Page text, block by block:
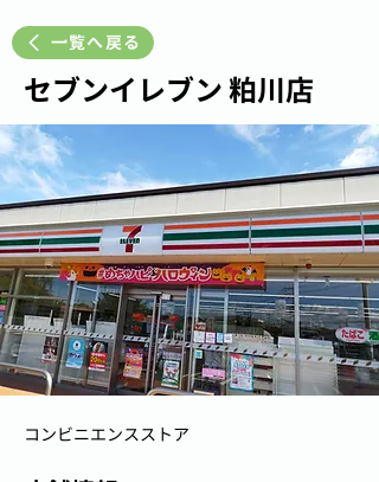
一覧へ戻る
セブンイレブン 粕川店
コンビニエンスストア